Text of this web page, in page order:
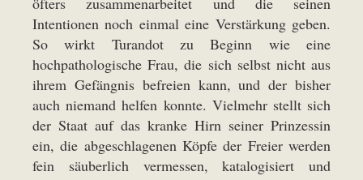
Intentionen noch einmal eine Verstärkung geben.
So wirkt Turandot zu Beginn wie eine
hochpathologische Frau, die sich selbst nicht aus
ihrem Gefängnis befreien kann, und der bisher
auch niemand helfen konnte. Vielmehr stellt sich
der Staat auf das kranke Hirn seiner Prinzessin
ein, die abgeschlagenen Köpfe der Freier werden
fein säuberlich vermessen, katalogisiert und